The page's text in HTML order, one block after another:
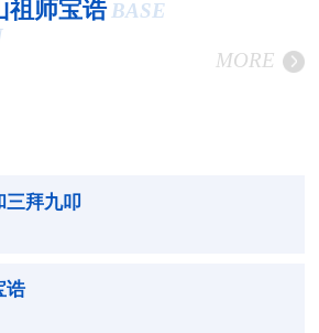
祖师宝诰 BASE
MORE
三拜九叩
诰